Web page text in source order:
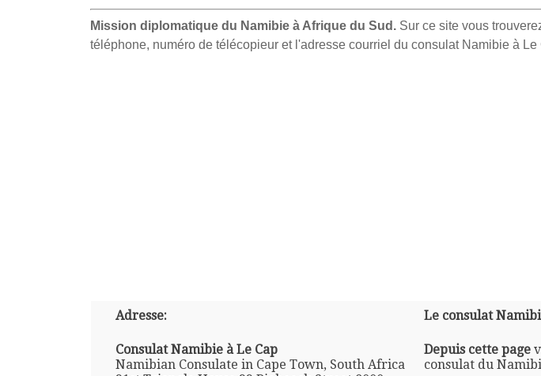
Mission diplomatique du Namibie à Afrique du Sud. Sur ce site vous
téléphone, numéro de télécopieur et l'adresse courriel du consulat Namibie à Le
Adresse:
Consulat Namibie à Le Cap
Namibian Consulate in Cape Town, South Africa
Le consulat
Depuis cette page
consulat du